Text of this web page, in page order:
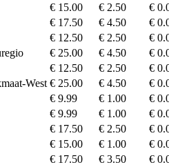
€ 15.00 € 2.50
€
€ 17.50 € 4.50
€
€ 12.50 € 2.50
€
€ 25.00 € 4.50
€
€ 12.50 € 2.50
€
West € 25.00 € 4.50
€
€ 9.99 € 1.00
€
€ 9.99 € 1.00
€
€ 17.50 € 2.50
€
€ 15.00 € 1.00
€
€ 17.50 € 3.50
€